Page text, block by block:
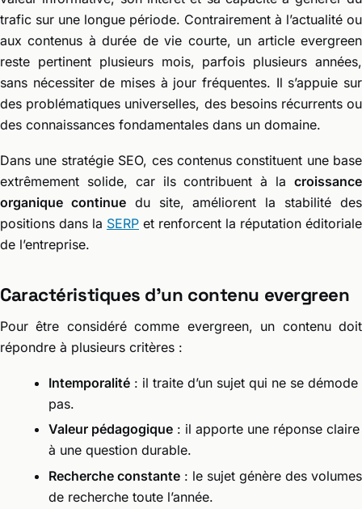
trafic sur une longue période. Contrairement à l’actualité ou
aux contenus à durée de vie courte, un article evergreen
reste pertinent plusieurs mois, parfois plusieurs années,
sans nécessiter de mises à jour fréquentes. Il s’appuie sur
des problématiques universelles, des besoins récurrents ou
des connaissances fondamentales dans un domaine.
Dans une stratégie SEO, ces contenus constituent une base
extrêmement solide, car ils contribuent à la croissance
organique continuedu site, améliorent la stabilité des
positions dans la SERP et renforcent la réputation éditoriale
de l’entreprise.
Caractéristiques d’un contenu evergreen
Pour être considéré comme evergreen, un contenu doit
répondre à plusieurs critères :
Intemporalité : il traite d’un sujet qui ne se démode
pas.
Valeur pédagogique : il apporte une réponse claire
à une question durable.
Recherche constante : le sujet génère des volumes
de recherche toute l’année.